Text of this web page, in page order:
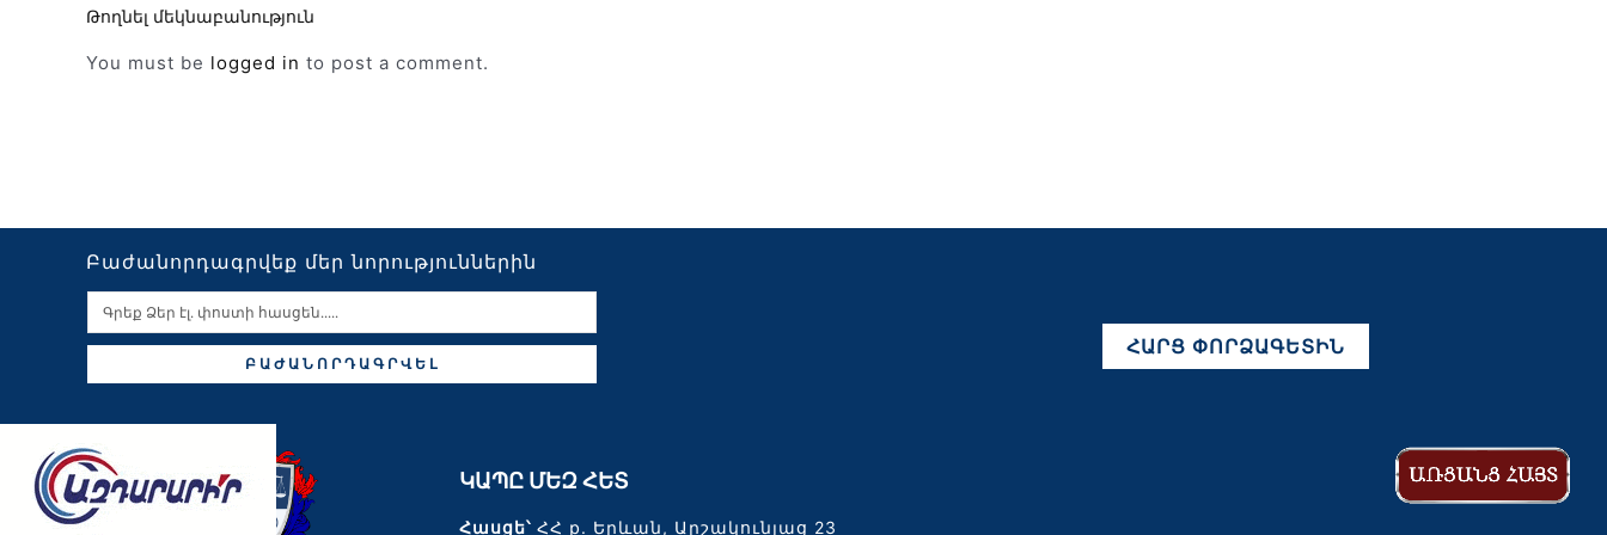
Թողնել մեկնաբանություն
You must be logged in to post a comment.
Բաժանորդագրվեք մեր նորություններին
ՀԱՐՑ ՓՈՐՁԱԳԵՏԻՆ
ԲԱԺԱՆՈՐԴԱԳՐՎԵԼ
ԿԱՊԸ ՄԵԶ ՀԵՏ
Հասցե՝ՀՀ ք. Երևան, Արշակունյաց 23